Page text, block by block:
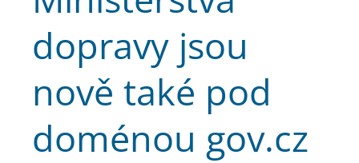
dopravy jsou
nově také pod
doménou gov.cz